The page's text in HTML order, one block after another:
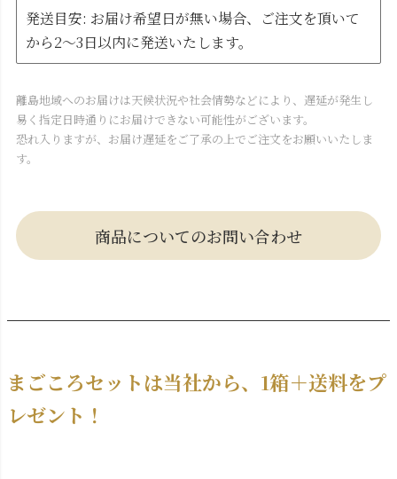
発送目安: お届け希望日が無い場合、ご注文を頂いて
から2～3日以内に発送いたします。
離島地域へのお届けは天候状況や社会情勢などにより、遅延が発生し
易く指定日時通りにお届けできない可能性がございます。
恐れ入りますが、お届け遅延をご了承の上でご注文をお願いいたしま
す。
商品についてのお問い合わせ
まごころセットは当社から、1箱＋送料をプ
レゼント！